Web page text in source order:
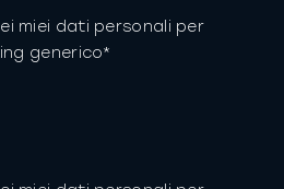
miei dati personali per
generico*